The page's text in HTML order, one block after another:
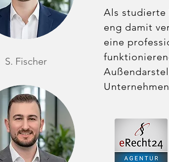
S. Fischer
Als studierte
eng damit
eine